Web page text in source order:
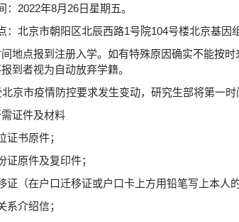
： 2022年8月 26日星期五。
：北京市朝阳区北辰西路1号院104号楼北京基因
点报到注册入学。如有特殊原因确实不能按时
到者视为自动放弃学籍。
京市疫情防控要求发生变动，研究生部将第一时
证件及材料
证书原件；
证原件及复印件；
证（在户口迁移证或户口卡上方用铅笔写上本人
系介绍信；